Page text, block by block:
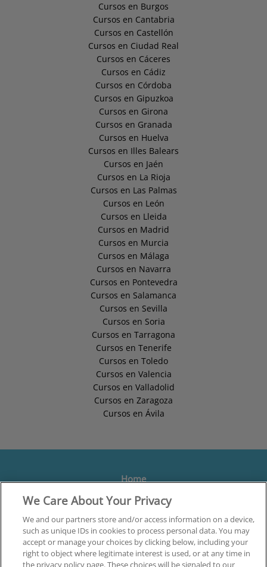
Cursos en Burgos
Cursos en Cantabria
Cursos en Castellón
Cursos en Ciudad Real
Cursos en Cáceres
Cursos en Cádiz
Cursos en Córdoba
Cursos en Gipuzkoa
Cursos en Girona
Cursos en Granada
Cursos en Huelva
Cursos en Illes Balears
Cursos en Jaén
Cursos en La Rioja
Cursos en Las Palmas
Cursos en León
Cursos en Lleida
Cursos en Madrid
Cursos en Murcia
Cursos en Málaga
Cursos en Navarra
Cursos en Pontevedra
Cursos en Salamanca
Cursos en Sevilla
Cursos en Soria
Cursos en Tarragona
Cursos en Tenerife
Cursos en Toledo
Cursos en Valencia
Cursos en Valladolid
Cursos en Zaragoza
Cursos en Ávila
Home
Formación
Centros
Orientación
Quiénes somos
We Care About Your Privacy
We and our partners store and/or access information on a device,
such as unique IDs in cookies to process personal data. You may
accept or manage your choices by clicking below, including your
right to object where legitimate interest is used, or at any time in
the privacy policy page. These choices will be signaled to our